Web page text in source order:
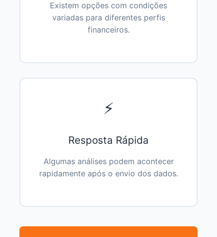
Existem opções com condições
variadas para diferentes perfis
financeiros.
⚡
Resposta Rápida
Algumas análises podem acontecer
rapidamente após o envio dos dados.